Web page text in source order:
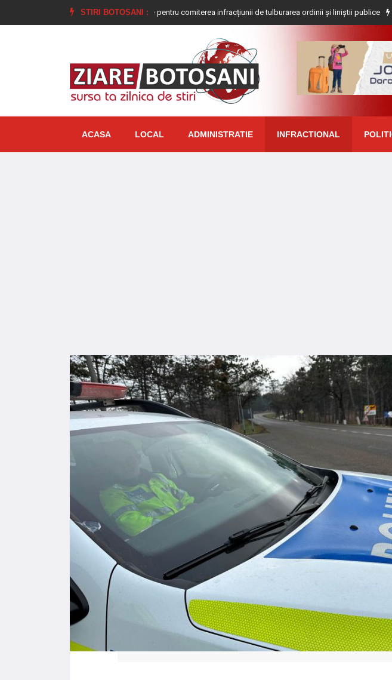
STIRI BOTOSANI :
Tânăr condamnat la închisoare pentru comiterea infracțiunii de tulburarea ordinii și liniștii publice 4,5 metri
ACASA LOCAL ADMINISTRATIE INFRACTIONAL